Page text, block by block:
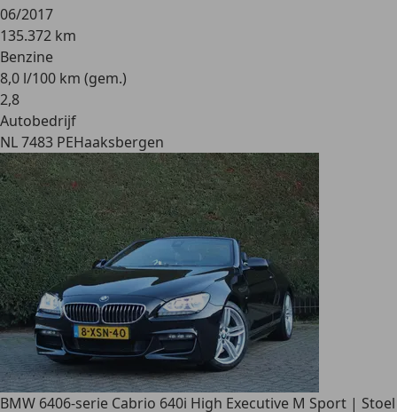
06/2017
135.372 km
Benzine
8,0 l/100 km (gem.)
2,8
Autobedrijf
NL 7483 PEHaaksbergen
BMW 6406-serie Cabrio 640i High Executive M Sport | Stoel